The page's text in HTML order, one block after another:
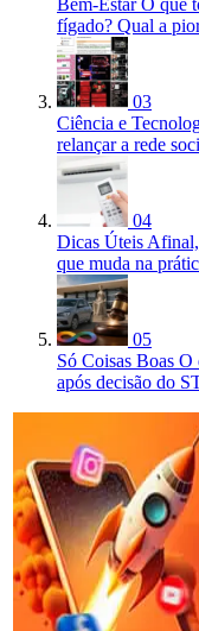
Bem-Estar O que
fígado? Qual a
03
Ciência e
relançar a rede
04
Dicas Úteis
que muda na
05
Só Coisas Boas O
após decisão do